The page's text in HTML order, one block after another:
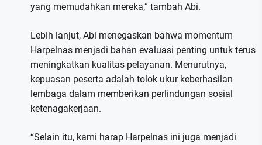
yang memudahkan mereka,” tambah Abi.
Lebih lanjut, Abi menegaskan bahwa momentum
Harpelnas menjadi bahan evaluasi penting untuk terus
meningkatkan kualitas pelayanan. Menurutnya,
kepuasan peserta adalah tolok ukur keberhasilan
lembaga dalam memberikan perlindungan sosial
ketenagakerjaan.
“Selain itu, kami harap Harpelnas ini juga menjadi